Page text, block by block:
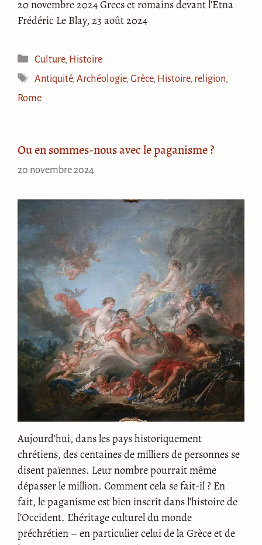
20 novembre 2024 Grecs et romains devant l’Etna
Frédéric Le Blay, 23 août 2024
Catégories
Culture, Histoire
Étiquettes
Antiquité,Archéologie,Grèce, Histoire, religion,
Rome
Ou en sommes-nous avec le paganisme ?
20 novembre 2024
Aujourd’hui, dans les pays historiquement
chrétiens, des centaines de milliers de personnes se
disent païennes. Leur nombre pourrait même
dépasser le million. Comment cela se fait-il ? En
fait, le paganisme est bien inscrit dans l’histoire de
l’Occident. L’héritage culturel du monde
préchrétien – en particulier celui de la Grèce et de